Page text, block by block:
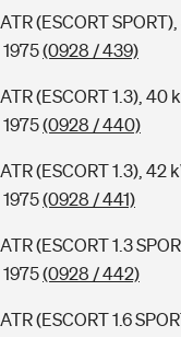
(ESCORT
(0928 / 439)
(ESCORT 1.3), 40
(0928 / 440)
(ESCORT 1.3), 42
(0928 / 441)
(ESCORT 1.3
(0928 / 442)
(ESCORT 1.6